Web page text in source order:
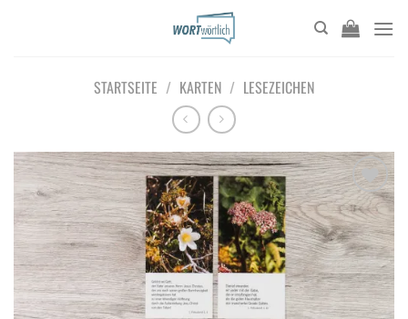
STARTSEITE / KARTEN / LESEZEICHEN
Add to
wishlist